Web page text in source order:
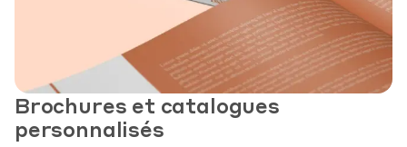
Brochures et catalogues
personnalisés